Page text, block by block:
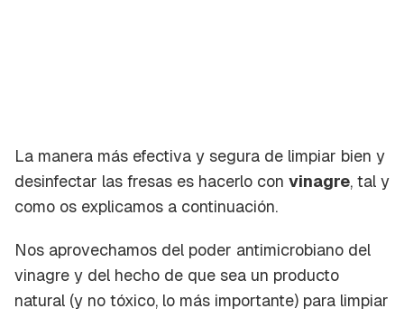
La manera más efectiva y segura de limpiar bien y
desinfectar las fresas es hacerlo con vinagre, tal y
como os explicamos a continuación.
Nos aprovechamos del poder antimicrobiano del
vinagre y del hecho de que sea un producto
natural (y no tóxico, lo más importante) para limpiar